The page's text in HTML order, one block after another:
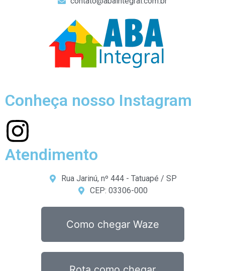
Conheça nosso Instagram
Atendimento
Rua Jarinú, nº 444 - Tatuapé / SP
CEP: 03306-000
Como chegar Waze